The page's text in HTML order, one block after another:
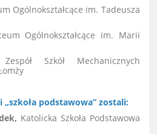
Ogólnokształcące im. Tadeusza
Ogólnokształcące im. Marii
Zespół Szkół Mechanicznych
podstawowa” zostali:
Katolicka Szkoła Podstawowa